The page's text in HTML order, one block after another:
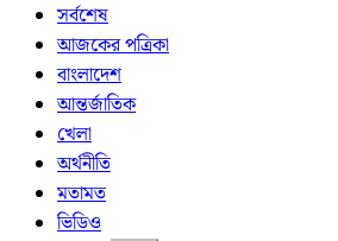
সর্বশেষ
আজকের পত্রিকা
বাংলাদেশ
আন্তর্জাতিক
খেলা
অর্থনীতি
মতামত
ভিডিও